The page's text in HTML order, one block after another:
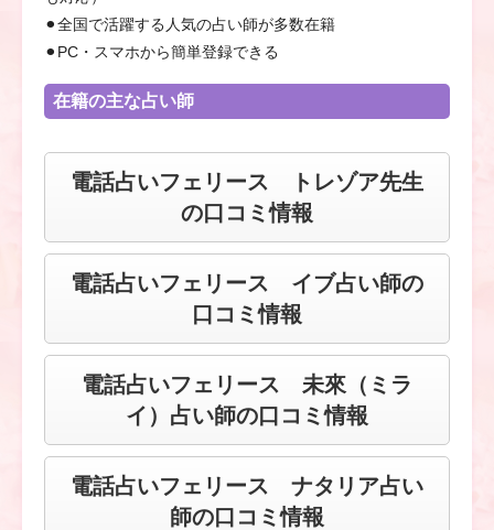
⚫︎全国で活躍する人気の占い師が多数在籍
⚫︎PC・スマホから簡単登録できる
在籍の主な占い師
電話占いフェリース トレゾア先生
の口コミ情報
電話占いフェリース イブ占い師の
口コミ情報
電話占いフェリース 未來（ミラ
イ）占い師の口コミ情報
電話占いフェリース ナタリア占い
師の口コミ情報